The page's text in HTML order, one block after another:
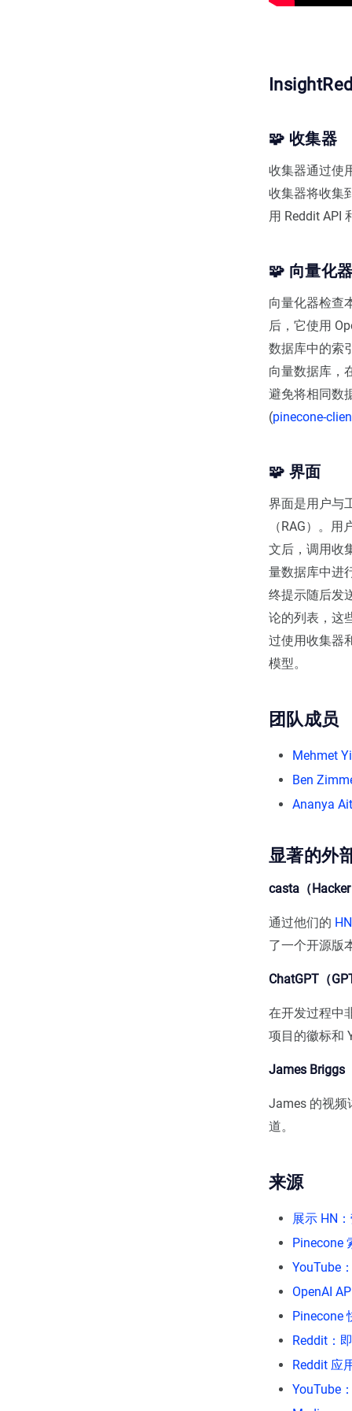
🧩 收集器
收集器通过使
收集器将收集
用 Reddit API
🧩 向量化
向量化器检查
后，它使用
数据库中的索
向量数据库，
避免将相同数
(pinecone-
🧩 界面
界面是用户与
（RAG）。
文后，调用收
量数据库中进
终提示随后发
论的列表，这
过使用收集器
模型。
团队成员
Mehmet
Ben
Ananya
显著的外
casta（
通过他们的
了一个开源版
ChatGPT（
在开发过程中
项目的徽标和
James Briggs
James 的视频
道。
来源
展示 HN
Pinecone
YouTube
OpenAI
Pinecone
Reddit：
Reddit 应
YouTube